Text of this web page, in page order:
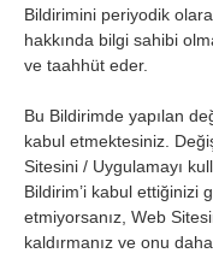
Bildirimini periyodik
hakkında bilgi sahibi
ve taahhüt eder.
Bu Bildirimde yapılan
kabul etmektesiniz.
Sitesini / Uygulamayı
Bildirim’i kabul ettiğinizi
etmiyorsanız, Web
kaldırmanız ve onu